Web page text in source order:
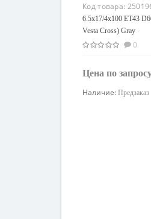
Код товара:
6.5x17/4x100 ET43
Vesta Cross) Gray
0
Цена по
Узнать цену
Наличие: Предзаказ